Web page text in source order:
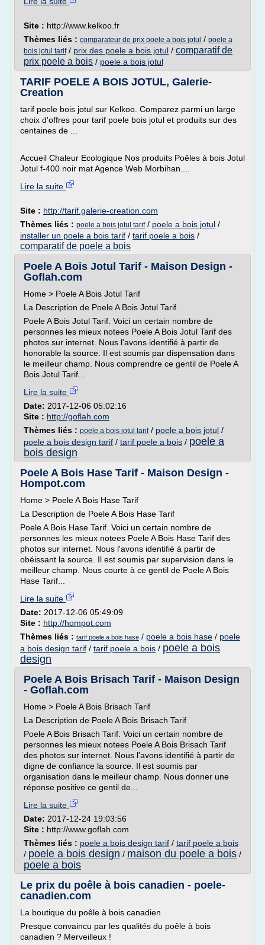
Site : http://www.kelkoo.fr
Thèmes liés : comparateur de prix poele a bois jotul / poele a
bois jotul tarif/ prix des poele a bois jotul / comparatif de
prix poele a bois / poele a bois jotul
TARIF POELE A BOIS JOTUL, Galerie-
Creation
tarif poele bois jotul sur Kelkoo. Comparez parmi un large
choix d'offres pour tarif poele bois jotul et produits sur des
centaines de ...
Accueil Chaleur Ecologique Nos produits Poêles à bois Jotul
Jotul f-400 noir mat Agence Web Morbihan....
Lire la suite
Site : http://tarif.galerie-creation.com
Thèmes liés : poele a bois jotul tarif/ poele a bois jotul /
installer un poele a bois tarif / tarif poele a bois /
comparatif de poele a bois
Poele A Bois Jotul Tarif - Maison Design -
Goflah.com
Home > Poele A Bois Jotul Tarif
La Description de Poele A Bois Jotul Tarif
Poele A Bois Jotul Tarif. Voici un certain nombre de
personnes les mieux notees Poele A Bois Jotul Tarif des
photos sur internet. Nous l'avons identifié à partir de
honorable la source. Il est soumis par dispensation dans
le meilleur champ. Nous comprendre ce gentil de Poele A
Bois Jotul Tarif...
Lire la suite
Date: 2017-12-06 05:02:16
Site : http://goflah.com
Thèmes liés : poele a bois jotul tarif/ poele a bois jotul /
poele a bois design tarif / tarif poele a bois / poele a
bois design
Poele A Bois Hase Tarif - Maison Design -
Hompot.com
Home > Poele A Bois Hase Tarif
La Description de Poele A Bois Hase Tarif
Poele A Bois Hase Tarif. Voici un certain nombre de
personnes les mieux notees Poele A Bois Hase Tarif des
photos sur internet. Nous l'avons identifié à partir de
obéissant la source. Il est soumis par supervision dans le
meilleur champ. Nous courte à ce gentil de Poele A Bois
Hase Tarif...
Lire la suite
Date: 2017-12-06 05:49:09
Site : http://hompot.com
Thèmes liés : tarif poele a bois hase / poele a bois hase / poele
a bois design tarif / tarif poele a bois / poele a bois
design
Poele A Bois Brisach Tarif - Maison Design
- Goflah.com
Home > Poele A Bois Brisach Tarif
La Description de Poele A Bois Brisach Tarif
Poele A Bois Brisach Tarif. Voici un certain nombre de
personnes les mieux notees Poele A Bois Brisach Tarif
des photos sur internet. Nous l'avons identifié à partir de
digne de confiance la source. Il est soumis par
organisation dans le meilleur champ. Nous donner une
réponse positive ce gentil de...
Lire la suite
Date: 2017-12-24 19:03:56
Site : http://www.goflah.com
Thèmes liés : poele a bois design tarif / tarif poele a bois
/ poele a bois design / maison du poele a bois /
poele a bois
Le prix du poêle à bois canadien - poele-
canadien.com
La boutique du poêle à bois canadien
Presque convaincu par les qualités du poêle à bois
canadien ? Merveilleux !